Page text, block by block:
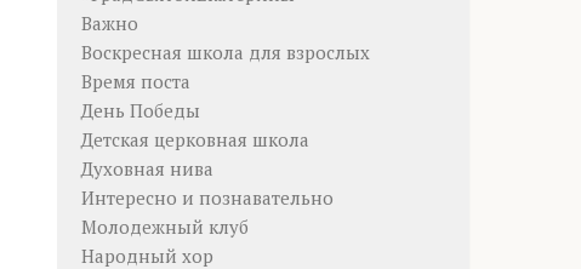
Важно
Воскресная школа для взрослых
Время поста
День Победы
Детская церковная школа
Духовная нива
Интересно и познавательно
Молодежный клуб
Народный хор